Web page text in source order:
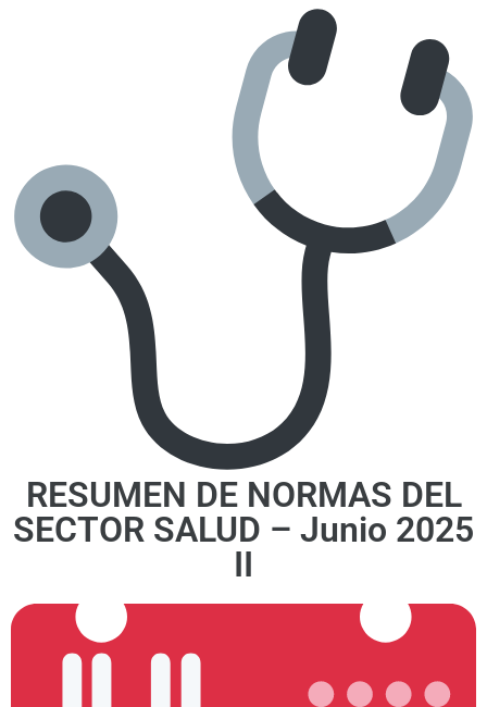
RESUMEN DE NORMAS DEL
SECTOR SALUD – Junio 2025
II